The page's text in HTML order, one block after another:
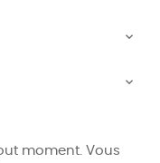


moment. Vous